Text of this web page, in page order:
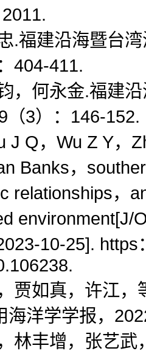
.福建沿海暨台
404-411.
，何永金.福建
（3）：146-152.
J Q，Wu Z Y，
Banks，
relationships，
environment[J/
10-25].
贾如真，许江
海洋学学报，
林丰增，张艺